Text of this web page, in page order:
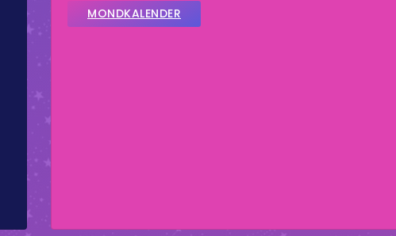
MONDKALENDER